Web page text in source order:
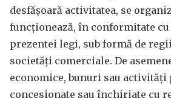
desfășoară activitatea, se
funcționează, în conformitate
prezentei legi, sub formă de
societăți comerciale. De
economice, bunuri sau activități
concesionate sau închiriate cu